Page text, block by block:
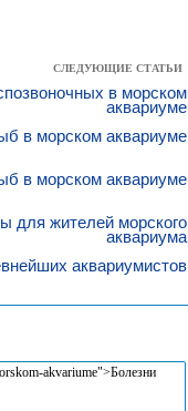
СЛЕДУЮЩИЕ СТАТЬИ
в морском
аквариуме
в морском аквариуме
в морском аквариуме
для жителей морского
аквариума
аквариумистов